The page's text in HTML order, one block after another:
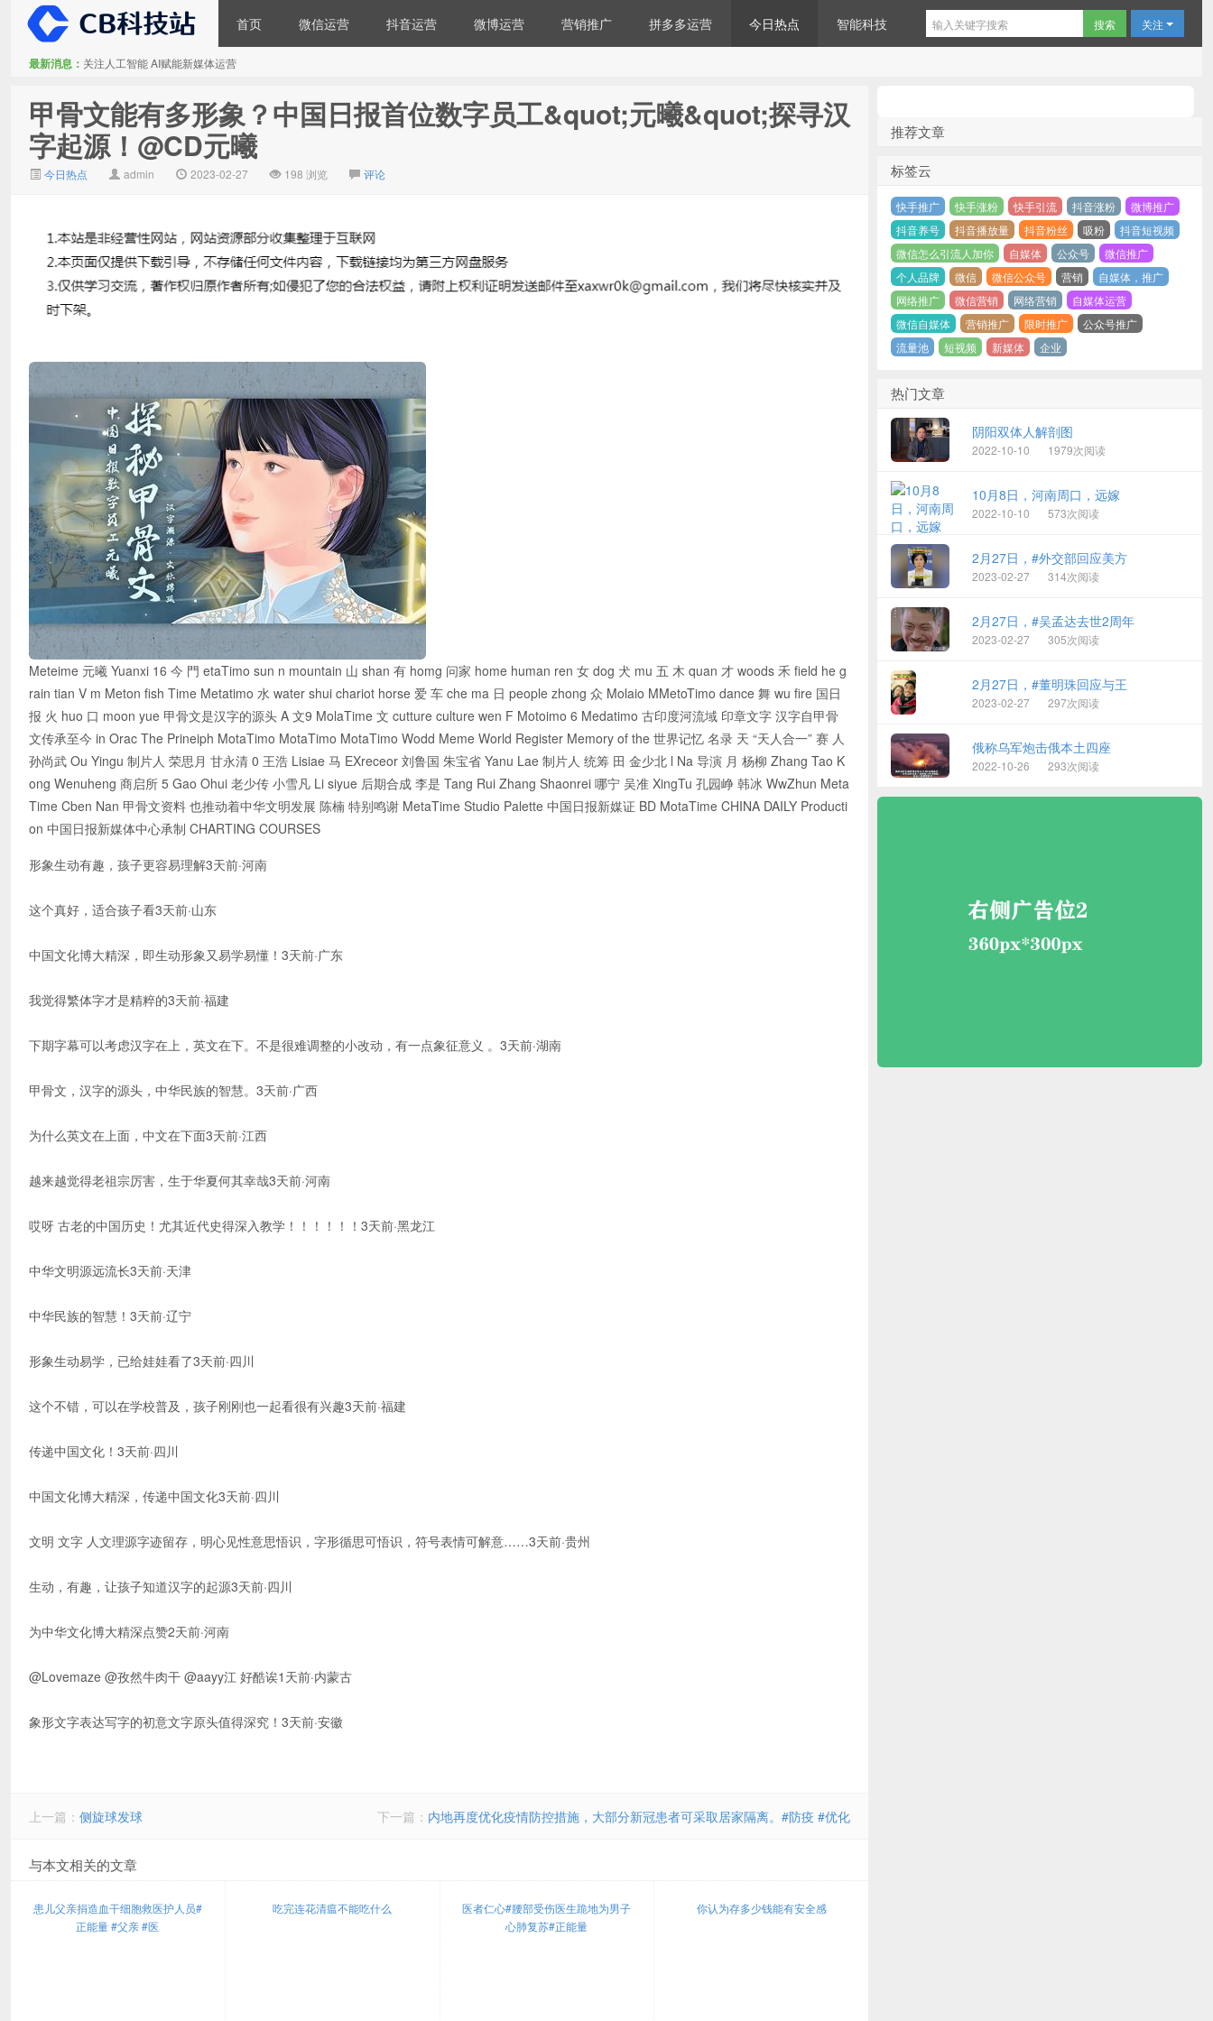
首页 微信运营 抖音运营 微博运营 营销推广 拼多多运营 今日热点 智能科技 关注
最新消息： 关注人工智能 AI赋能新媒体运营
甲骨文能有多形象？中国日报首位数字员工&quot;元曦&quot;探寻汉
字起源！@CD元曦
今日热点 admin 2023-02-27 198 浏览 评论
Meteime 元曦 Yuanxi 16 今 門 etaTimo sun n mountain 山 shan 有 homg 问家 home human ren 女 dog 犬 mu 五 木 quan 才 woods 禾 field he g
rain tian V m Meton fish Time Metatimo 水 water shui chariot horse 爱 车 che ma 日 people zhong 众 Molaio MMetoTimo dance 舞 wu fire 国日
报 火 huo 口 moon yue 甲骨文是汉字的源头 A 文9 MolaTime 文 cutture culture wen F Motoimo 6 Medatimo 古印度河流域 印章文字 汉字自甲骨
文传承至今 in Orac The Prineiph MotaTimo MotaTimo MotaTimo Wodd Meme World Register Memory of the 世界记忆 名录 天 “天人合一” 赛 人
孙尚武 Ou Yingu 制片人 荣思月 甘永清 0 王浩 Lisiae 马 EXreceor 刘鲁国 朱宝省 Yanu Lae 制片人 统筹 田 金少北 l Na 导演 月 杨柳 Zhang Tao K
ong Wenuheng 商启所 5 Gao Ohui 老少传 小雪凡 Li siyue 后期合成 李是 Tang Rui Zhang Shaonrei 哪宁 吴准 XingTu 孔园峥 韩冰 WwZhun Meta
Time Cben Nan 甲骨文资料 也推动着中华文明发展 陈楠 特别鸣谢 MetaTime Studio Palette 中国日报新媒证 BD MotaTime CHINA DAILY Producti
on 中国日报新媒体中心承制 CHARTING COURSES
形象生动有趣，孩子更容易理解3天前·河南
这个真好，适合孩子看3天前·山东
中国文化博大精深，即生动形象又易学易懂！3天前·广东
我觉得繁体字才是精粹的3天前·福建
下期字幕可以考虑汉字在上，英文在下。不是很难调整的小改动，有一点象征意义 。3天前·湖南
甲骨文，汉字的源头，中华民族的智慧。3天前·广西
为什么英文在上面，中文在下面3天前·江西
越来越觉得老祖宗厉害，生于华夏何其幸哉3天前·河南
哎呀 古老的中国历史！尤其近代史得深入教学！！！！！！3天前·黑龙江
中华文明源远流长3天前·天津
中华民族的智慧！3天前·辽宁
形象生动易学，已给娃娃看了3天前·四川
这个不错，可以在学校普及，孩子刚刚也一起看很有兴趣3天前·福建
传递中国文化！3天前·四川
中国文化博大精深，传递中国文化3天前·四川
文明 文字 人文理源字迹留存，明心见性意思悟识，字形循思可悟识，符号表情可解意……3天前·贵州
生动，有趣，让孩子知道汉字的起源3天前·四川
为中华文化博大精深点赞2天前·河南
@Lovemaze @孜然牛肉干 @aayy江 好酷诶1天前·内蒙古
象形文字表达写字的初意文字原头值得深究！3天前·安徽
上一篇： 侧旋球发球 下一篇： 内地再度优化疫情防控措施，大部分新冠患者可采取居家隔离。#防疫 #优化
与本文相关的文章
患儿父亲捐造血干细胞救医护人员#
正能量 #父亲 #医
吃完连花清瘟不能吃什么
医者仁心#腰部受伤医生跪地为男子
心肺复苏#正能量
你认为存多少钱能有安全感
推荐文章
标签云
快手推广 快手涨粉 快手引流 抖音涨粉
微博推广
抖音养号
抖音播放量 抖音粉丝 吸粉
抖音短视频
微信怎么引流人加你
自媒体 公众号
微信推广
个人品牌
微信 微信公众号 营销
自媒体，推广
网络推广
微信营销 网络营销
自媒体运营
微信自媒体
营销推广 限时推广
公众号推广
流量池
短视频 新媒体 企业
热门文章
阴阳双体人解剖图
2022-10-10 1979次阅读
10月8日，河南周口，远嫁
2022-10-10 573次阅读
2月27日，#外交部回应美方
2023-02-27 314次阅读
2月27日，#吴孟达去世2周年
2023-02-27 305次阅读
2月27日，#董明珠回应与王
2023-02-27 297次阅读
俄称乌军炮击俄本土四座
2022-10-26 293次阅读